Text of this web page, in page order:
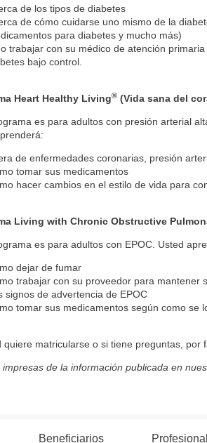
de los tipos de diabetes
de cómo cuidarse uno mismo de la
para diabetes y mucho más)
trabajar con su médico de atención
bajo control
Heart Healthy Living® (Vida sana del
es para adultos con presión arterial
:
de enfermedades coronarias, presión
tomar sus medicamentos
hacer cambios en el estilo de vida para
Living with Chronic Obstructive
es para adultos con EPOC. Usted
dejar de fumar
trabajar con su proveedor para mantener
signos de advertencia de EPOC
tomar sus medicamentos según como se
quiere matricularse o si tiene preguntas ,
impresas de la información publicada en
Beneficiarios